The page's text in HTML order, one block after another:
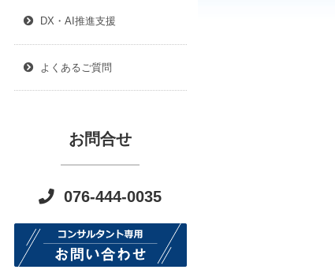
DX・AI推進支援
よくあるご質問
お問合せ
076-444-0035